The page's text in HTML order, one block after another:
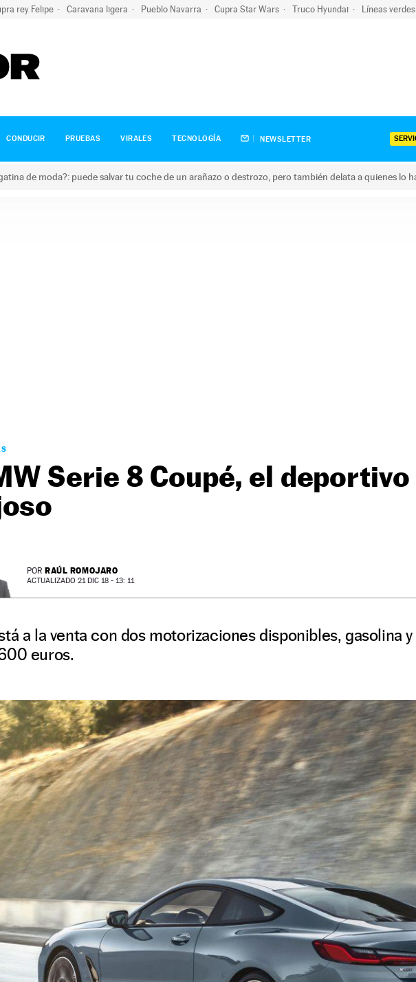
rey Felipe Caravana ligera Pueblo Navarra Cupra Star Wars Truco Hyundai Líneas
CONDUCIR PRUEBAS VIRALES TECNOLOGÍA NEWSLETTER
de moda?: puede salvar tu coche de un arañazo o destrozo, pero también delata a quienes lo
Serie 8 Coupé, el
POR RAÚL ROMOJARO
ACTUALIZADO 21 DIC 18 - 13: 11
a la venta con dos motorizaciones disponibles, gasolina
euros.